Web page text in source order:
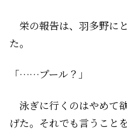
栄の報告は、羽多野に
た。
「……プール？」
泳ぎに行くのはやめて
げた。それでも言うこと